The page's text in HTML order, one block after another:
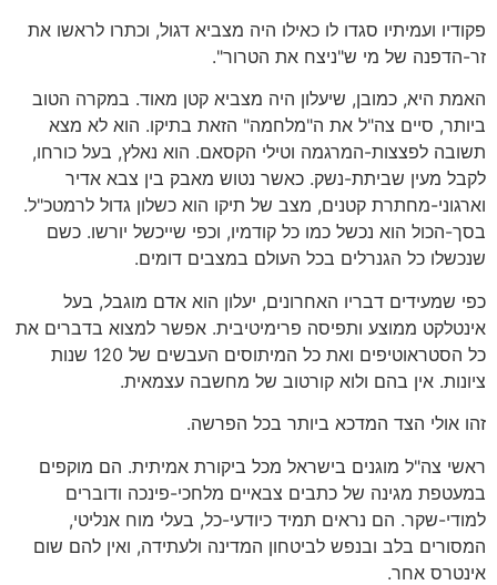
פקודיו ועמיתיו סגדו לו כאילו היה מצביא דגול, וכתרו לראשו את
זר-הדפנה של מי ש"ניצח את הטרור".
האמת היא, כמובן, שיעלון היה מצביא קטן מאוד. במקרה הטוב
ביותר, סיים צה"ל את ה"מלחמה" הזאת בתיקו. הוא לא מצא
תשובה לפצצות-המרגמה וטילי הקסאם. הוא נאלץ, בעל כורחו,
לקבל מעין שביתת-נשק. כאשר נטוש מאבק בין צבא אדיר
וארגוני-מחתרת קטנים, מצב של תיקו הוא כשלון גדול לרמטכ"ל.
בסך-הכול הוא נכשל כמו כל קודמיו, וכפי שייכשל יורשו. כשם
שנכשלו כל הגנרלים בכל העולם במצבים דומים.
כפי שמעידים דבריו האחרונים, יעלון הוא אדם מוגבל, בעל
אינטלקט ממוצע ותפיסה פרימיטיבית. אפשר למצוא בדברים את
כל הסטראוטיפים ואת כל המיתוסים העבשים של 120 שנות
ציונות. אין בהם ולוא קורטוב של מחשבה עצמאית.
זהו אולי הצד המדכא ביותר בכל הפרשה.
ראשי צה"ל מוגנים בישראל מכל ביקורת אמיתית. הם מוקפים
במעטפת מגינה של כתבים צבאיים מלחכי-פינכה ודוברים
למודי-שקר. הם נראים תמיד כיודעי-כל, בעלי מוח אנליטי,
המסורים בלב ובנפש לביטחון המדינה ולעתידה, ואין להם שום
אינטרס אחר.